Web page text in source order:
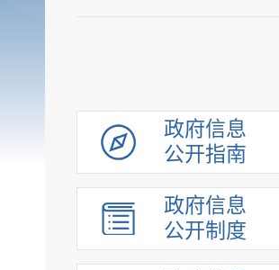
政府信息
公开指南
政府信息
公开制度